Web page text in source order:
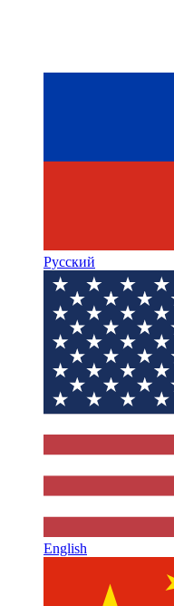
Русский
English